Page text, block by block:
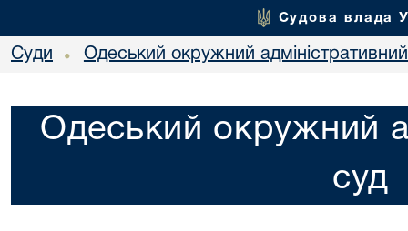
Судова влада
Суди • Одеський окружний
Одеський окружний
суд